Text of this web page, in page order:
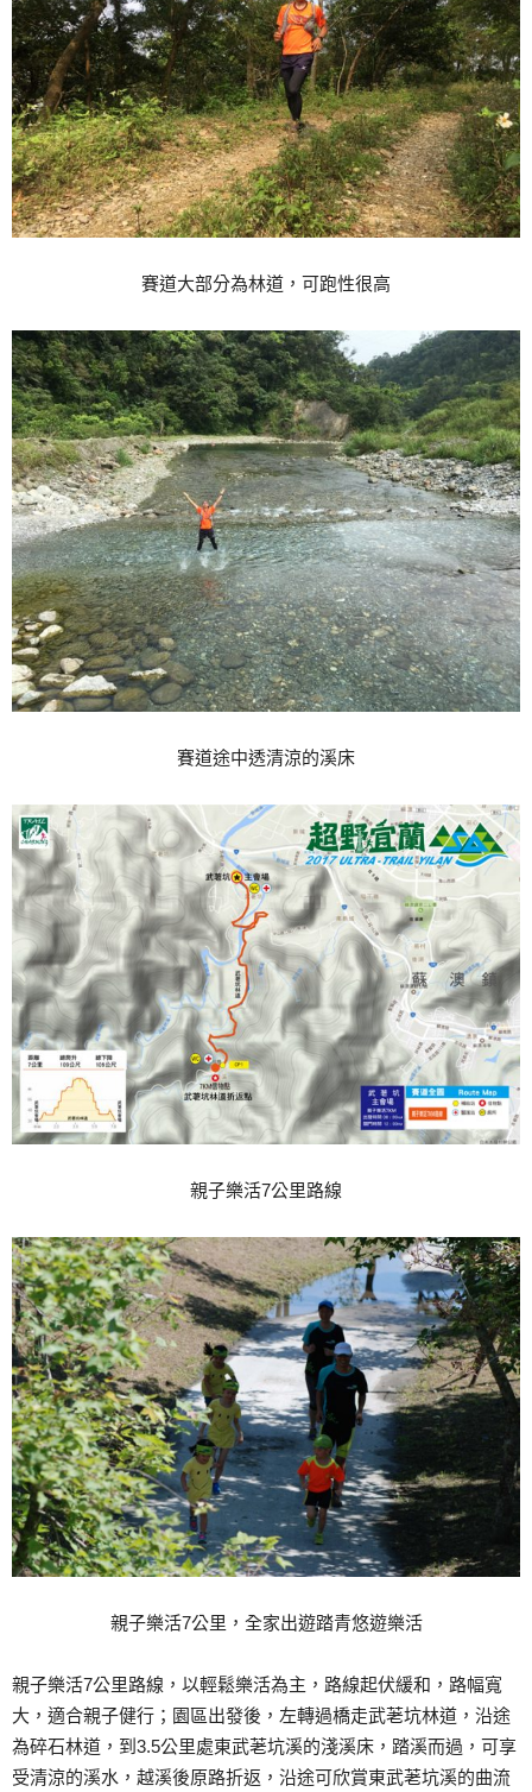
賽道大部分為林道，可跑性很高
賽道途中透清涼的溪床
親子樂活7公里路線
親子樂活7公里，全家出遊踏青悠遊樂活
親子樂活7公里路線，以輕鬆樂活為主，路線起伏緩和，路幅寬
大，適合親子健行；園區出發後，左轉過橋走武荖坑林道，沿途
為碎石林道，到3.5公里處東武荖坑溪的淺溪床，踏溪而過，可享
受清涼的溪水，越溪後原路折返，沿途可欣賞東武荖坑溪的曲流